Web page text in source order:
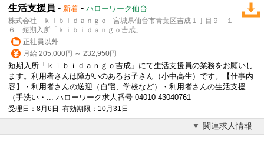
生活支援員 - 新着 - ハローワーク仙台
株式会社 ｋｉｂｉｄａｎｇｏ - 宮城県仙台市青葉区吉成１丁目９－１
６ 短期入所「ｋｉｂｉｄａｎｇｏ吉成」
正社員以外
月給 205,000円 ～ 232,950円
短期入所「ｋｉｂｉｄａｎｇｏ吉成」にて生活支援員の業務をお願いし
ます。利用者さんは障がいのあるお子さん（小中高生）です。【仕事内
容】・利用者さんの送迎（自宅、学校など）・利用者さんの生活支援
（手洗い・... ハローワーク求人番号 04010-43040761
受理日：8月6日 有効期限：10月31日
関連求人情報